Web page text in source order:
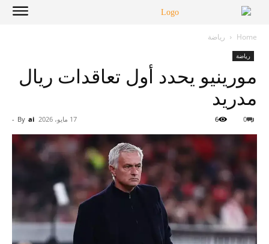
Home رياضة
رياضة
مورينيو يحدد أول تعاقدات ريال
مدريد
By ai
- 17 مايو، 2026 0
6